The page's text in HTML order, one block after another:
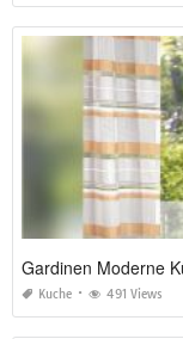
Gardinen Moderne
Kuche 491 Views